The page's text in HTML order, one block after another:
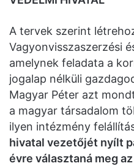
A tervek szerint
Vagyonvisszaszerzési
amelynek feladata a
jogalap nélküli
Magyar Péter azt
a magyar társadalom
ilyen intézmény
hivatal vezetőjét nyílt
évre választaná meg